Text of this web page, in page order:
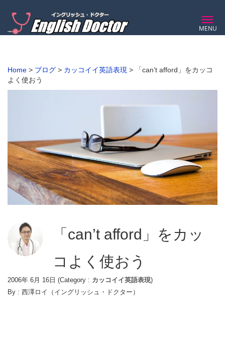
MENU
Home > ブログ > カッコイイ英語表現 >
「can’t afford」をカッコ
よく使おう
「can’t afford」をカッ
コよく使おう
2006年 6月 16日 (Category : カッコイイ英語表現)
By : 西澤ロイ（イングリッシュ・ドクター）